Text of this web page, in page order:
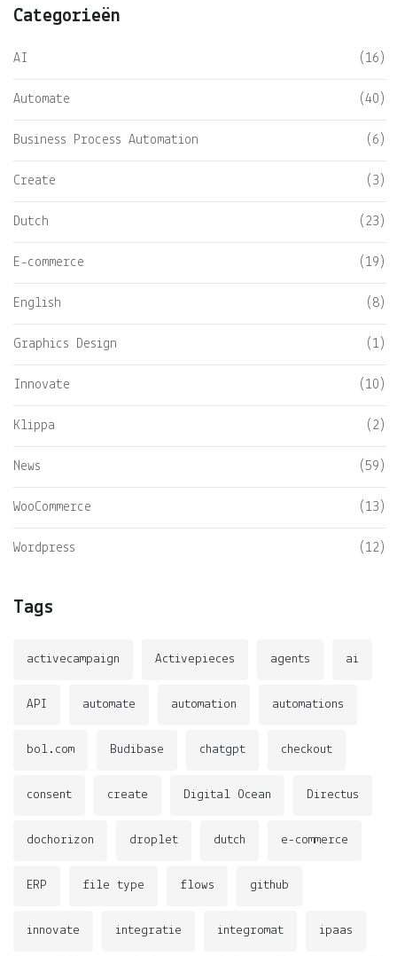
Categorieën
AI (16)
Automate (40)
Business Process Automation (6)
Create (3)
Dutch (23)
E-commerce (19)
English (8)
Graphics Design (1)
Innovate (10)
Klippa (2)
News (59)
WooCommerce (13)
Wordpress (12)
Tags
activecampaign Activepieces agents ai
API automate automation automations
bol.com Budibase chatgpt checkout
consent create Digital Ocean Directus
dochorizon droplet dutch e-commerce
ERP file type flows github
innovate integratie integromat ipaas